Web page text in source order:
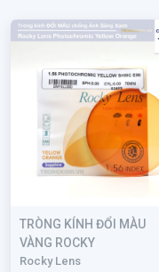
TRÒNG KÍNH ĐỔI MÀU
VÀNG ROCKY
Rocky Lens